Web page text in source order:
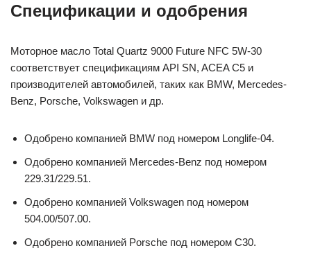
Спецификации и одобрения
Моторное масло Total Quartz 9000 Future NFC 5W-30
соответствует спецификациям API SN, ACEA C5 и
производителей автомобилей, таких как BMW, Mercedes-
Benz, Porsche, Volkswagen и др.
Одобрено компанией BMW под номером Longlife-04.
Одобрено компанией Mercedes-Benz под номером
229.31/229.51.
Одобрено компанией Volkswagen под номером
504.00/507.00.
Одобрено компанией Porsche под номером C30.